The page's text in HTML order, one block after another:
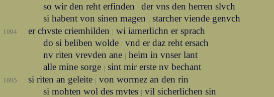
so wir den reht erfinden | der vns den herren slvch
si habent von sinen magen | starcher viende genvch
1094 er chvste criemhilden | wi iamerlichn er sprach
do si beliben wolde | vnd er daz reht ersach
nv riten vrevden ane | heim in vnser lant
alle mine sorge | sint mir erste nv bechant
1095 si riten an geleite | von wormez an den rin
si mohten wol des mvtes | vil sicherlichen sin